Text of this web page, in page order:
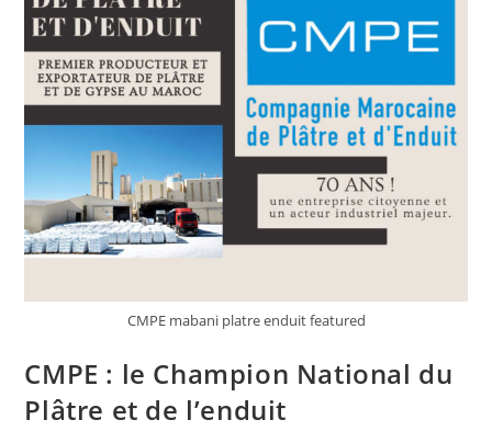
CMPE mabani platre enduit featured
CMPE : le Champion National du
Plâtre et de l’enduit